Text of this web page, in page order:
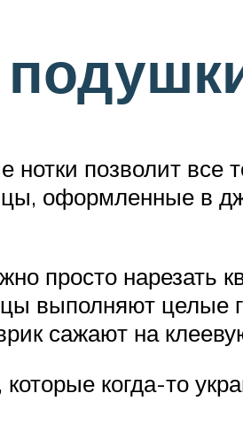
позволит все
оформленные в
просто нарезать
выполняют целые
сажают на
когда-то